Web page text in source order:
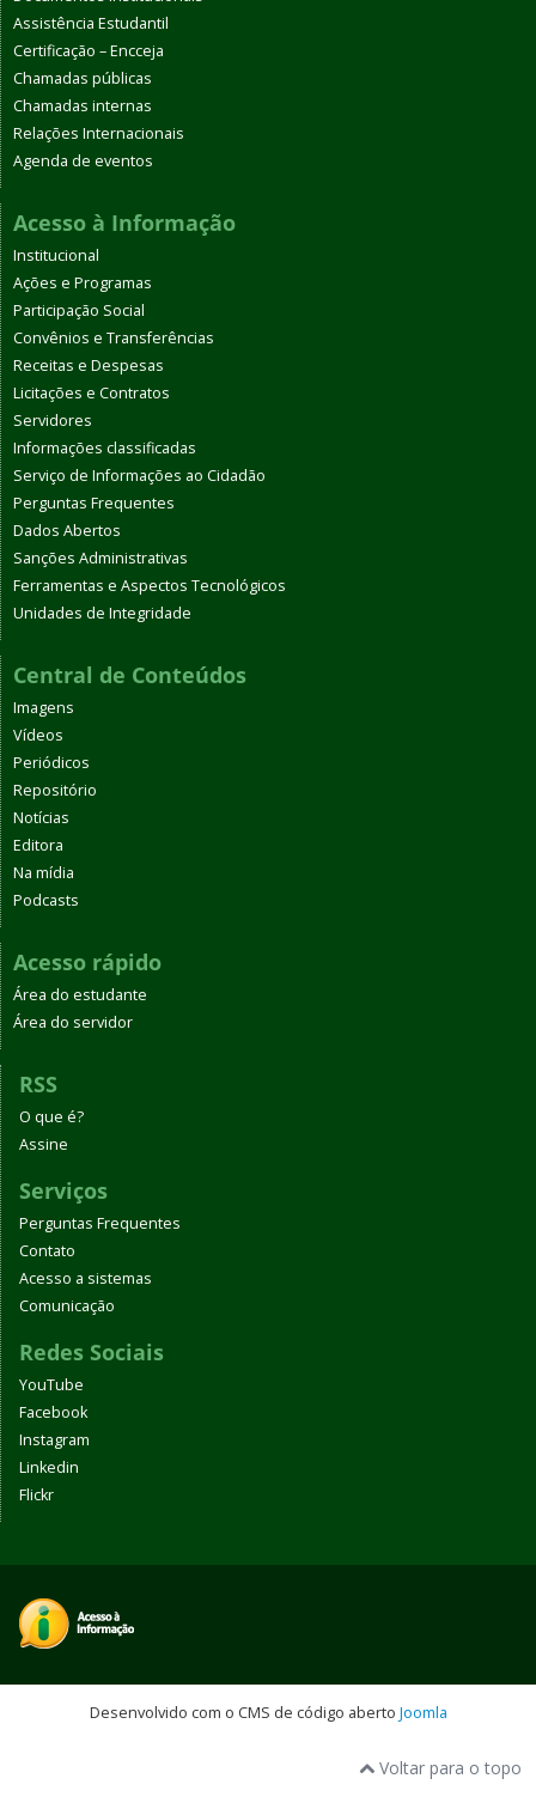
Assistência Estudantil
Certificação – Encceja
Chamadas públicas
Chamadas internas
Relações Internacionais
Agenda de eventos
Acesso à Informação
Institucional
Ações e Programas
Participação Social
Convênios e Transferências
Receitas e Despesas
Licitações e Contratos
Servidores
Informações classificadas
Serviço de Informações ao Cidadão
Perguntas Frequentes
Dados Abertos
Sanções Administrativas
Ferramentas e Aspectos Tecnológicos
Unidades de Integridade
Central de Conteúdos
Imagens
Vídeos
Periódicos
Repositório
Notícias
Editora
Na mídia
Podcasts
Acesso rápido
Área do estudante
Área do servidor
RSS
O que é?
Assine
Serviços
Perguntas Frequentes
Contato
Acesso a sistemas
Comunicação
Redes Sociais
YouTube
Facebook
Instagram
Linkedin
Flickr
Desenvolvido com o CMS de código aberto Joomla
Voltar para o topo